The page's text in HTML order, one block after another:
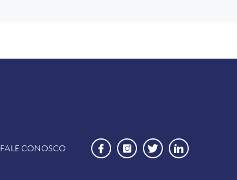
FALE CONOSCO